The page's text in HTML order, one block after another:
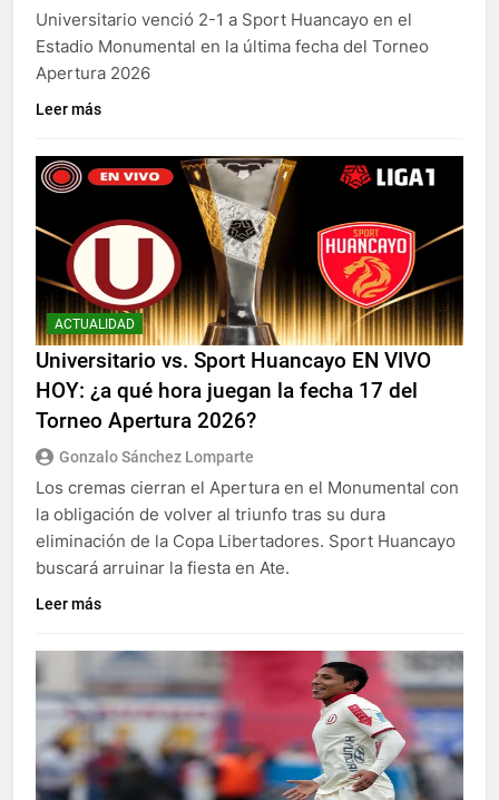
Universitario venció 2-1 a Sport Huancayo en el
Estadio Monumental en la última fecha del Torneo
Apertura 2026
Leer más
ACTUALIDAD
Universitario vs. Sport Huancayo EN VIVO
HOY: ¿a qué hora juegan la fecha 17 del
Torneo Apertura 2026?
Gonzalo Sánchez Lomparte
Los cremas cierran el Apertura en el Monumental con
la obligación de volver al triunfo tras su dura
eliminación de la Copa Libertadores. Sport Huancayo
buscará arruinar la fiesta en Ate.
Leer más